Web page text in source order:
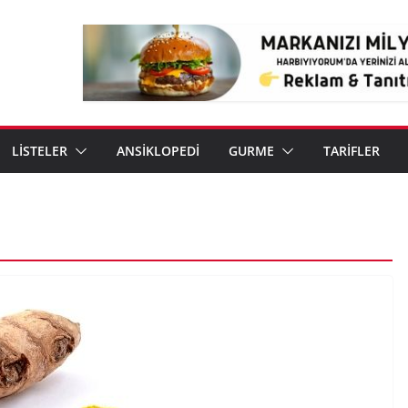
LİSTELER ANSİKLOPEDİ GURME TARİFLER